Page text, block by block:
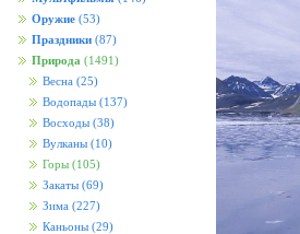
Оружие (53)
Праздники (87)
Природа (1491)
Весна (25)
Водопады (137)
Восходы (38)
Вулканы (10)
Горы (105)
Закаты (69)
Зима (227)
Каньоны (29)